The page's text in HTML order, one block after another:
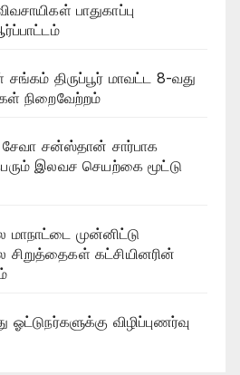
பாதுகாப்பு
சங்கம் திருப்பூர் மாவட்ட 8-வது
நிறைவேற்றம்
சன்ஸ்தான் சார்பாக
இலவச செயற்கை மூட்டு
மாநாட்டை முன்னிட்டு
சிறுத்தைகள் கட்சியினரின்
விழிப்புணர்வு